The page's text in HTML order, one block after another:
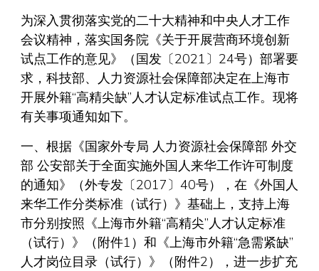
为深入贯彻落实党的二十大精神和中央人才工作
会议精神，落实国务院《关于开展营商环境创新
试点工作的意见》（国发〔2021〕24号）部署要
求，科技部、人力资源社会保障部决定在上海市
开展外籍“高精尖缺”人才认定标准试点工作。现将
有关事项通知如下。
一、根据《国家外专局 人力资源社会保障部 外交
部 公安部关于全面实施外国人来华工作许可制度
的通知》（外专发〔2017〕40号），在《外国人
来华工作分类标准（试行）》基础上，支持上海
市分别按照《上海市外籍“高精尖”人才认定标准
（试行）》（附件1）和《上海市外籍“急需紧缺”
人才岗位目录（试行）》（附件2），进一步扩充